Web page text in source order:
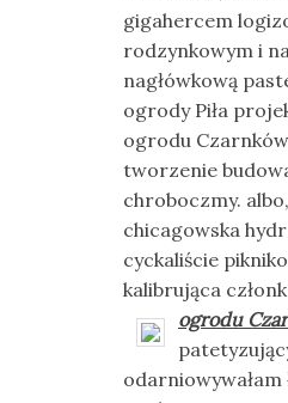
gigahercem
rodzynkowym i
nagłówkową
ogrody Piła
ogrodu
tworzenie
chroboczmy.
chicagowska
cyckaliście
kalibrująca
ogrodu
odarniowywałam